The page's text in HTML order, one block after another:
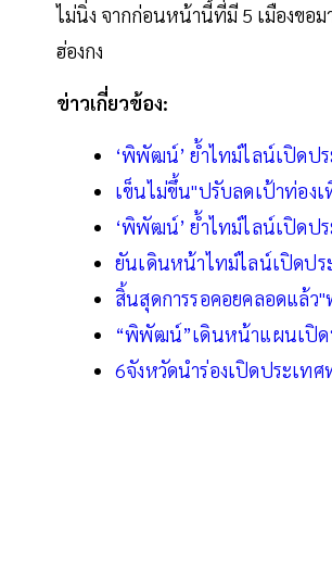
ไม่นิ่ง จากก่อนหน้านี้ที่มี 5 เมืองขอม
ฮ่องกง
ข่าวเกี่ยวข้อง:
‘พิพัฒน์’ ยํ้าไทม์ไลน์เปิดป
เข็นไม่ขึ้น"ปรับลดเป้าท่อง
‘พิพัฒน์’ ยํ้าไทม์ไลน์เปิดป
ยันเดินหน้าไทม์ไลน์เปิดปร
สิ้นสุดการรอคอยคลอดแล้
“พิพัฒน์”เดินหน้าแผนเปิด
6จังหวัดนำร่องเปิดประเท